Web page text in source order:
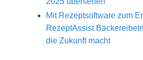
Mit Rezeptsoftware zum
RezeptAssist
die Zukunft macht